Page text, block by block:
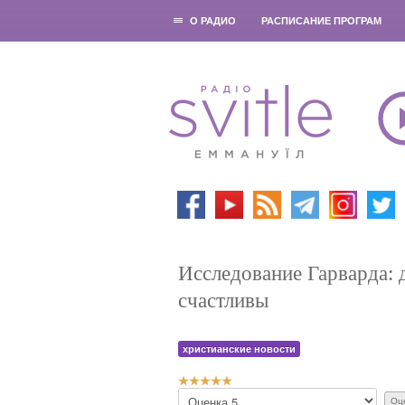
О РАДИО РАСПИСАНИЕ ПРОГРАМ
Исследование Гарварда:
счастливы
христианские новости
Р
П